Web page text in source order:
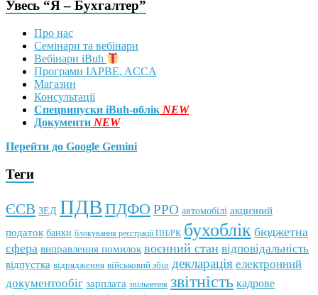
Увесь “Я – Бухгалтер”
Про нас
Семінари та вебінари
Вебінари iBuh
Програми IAPBE, ACCA
Магазин
Консультації
Спецвипуски iBuh-облік NEW
Документи NEW
Перейти до Google Gemini
Теги
ЄСВ ЗЕД ПДВ ПДФО РРО автомобілі акцизний
податок банки блокування реєстрації ПН/РК бухоблік бюджетна
сфера виправлення помилок воєнний стан відповідальність
відпустка відрядження військовий збір декларація електронний
документообіг зарплата звільнення звітність кадрове